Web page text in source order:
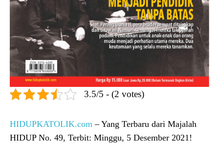
3.5/5 - (2 votes)
HIDUPKATOLIK.com – Yang Terbaru dari Majalah
HIDUP No. 49, Terbit: Minggu, 5 Desember 2021!